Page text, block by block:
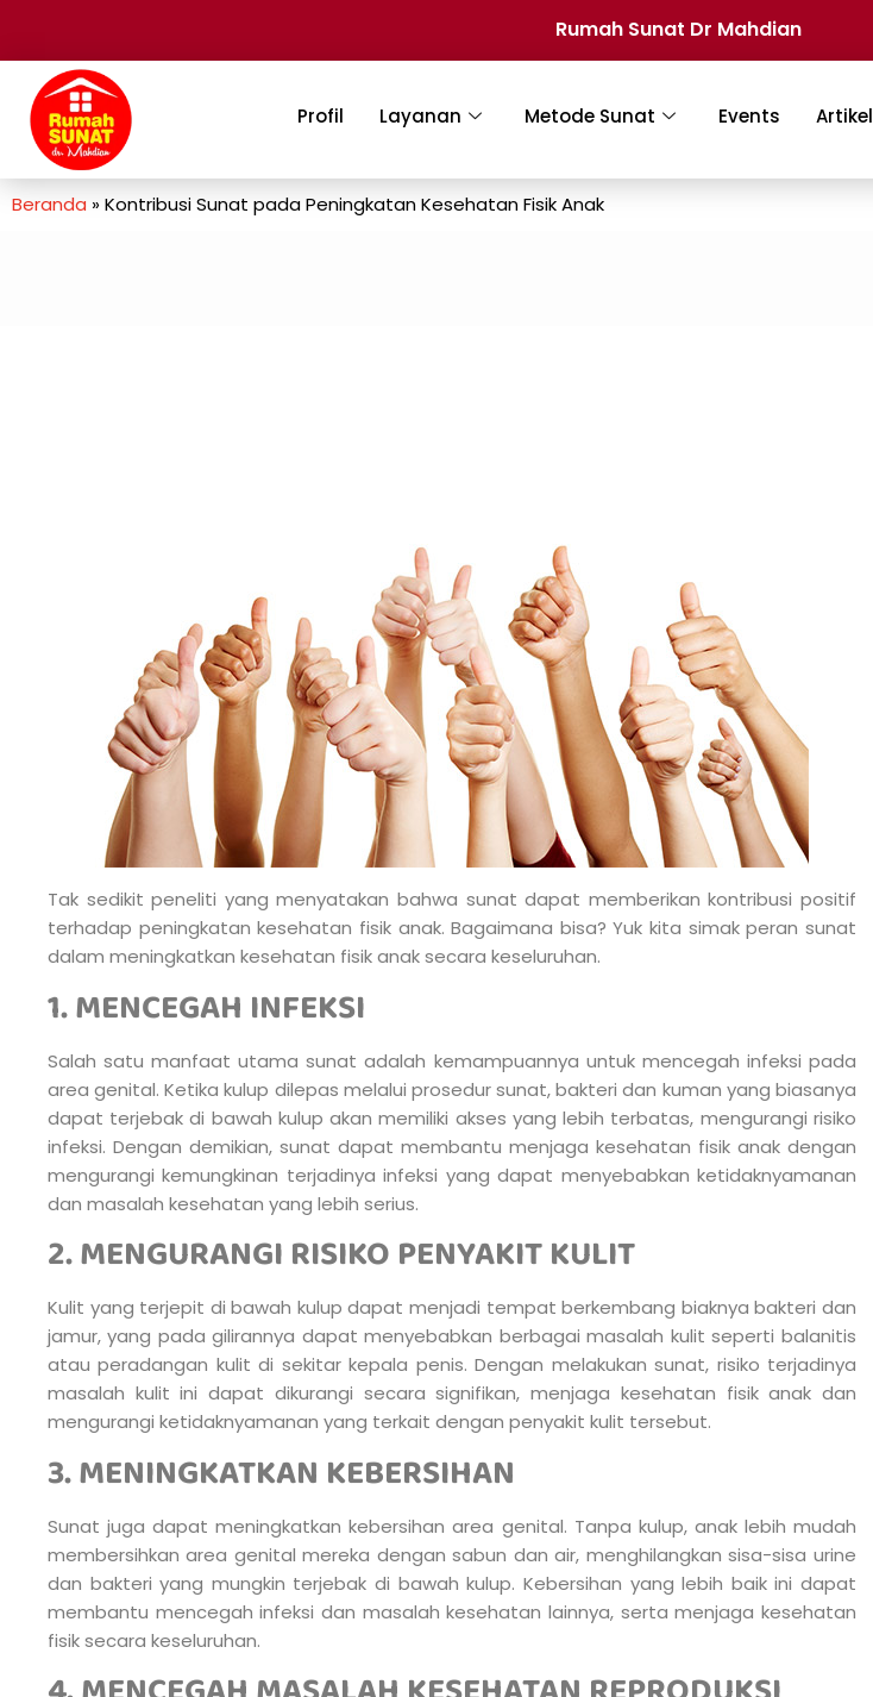
Rumah Sunat Dr Mahdian
Profil Layanan Metode Sunat Events Artikel
Beranda »Kontribusi Sunat pada Peningkatan Kesehatan Fisik Anak
Tak sedikit peneliti yang menyatakan bahwa sunat dapat memberikan kontribusi positif
terhadap peningkatan kesehatan fisik anak. Bagaimana bisa? Yuk kita simak peran sunat
dalam meningkatkan kesehatan fisik anak secara keseluruhan.
1. MENCEGAH INFEKSI
Salah satu manfaat utama sunat adalah kemampuannya untuk mencegah infeksi pada
area genital. Ketika kulup dilepas melalui prosedur sunat, bakteri dan kuman yang biasanya
dapat terjebak di bawah kulup akan memiliki akses yang lebih terbatas, mengurangi risiko
infeksi. Dengan demikian, sunat dapat membantu menjaga kesehatan fisik anak dengan
mengurangi kemungkinan terjadinya infeksi yang dapat menyebabkan ketidaknyamanan
dan masalah kesehatan yang lebih serius.
2. MENGURANGI RISIKO PENYAKIT KULIT
Kulit yang terjepit di bawah kulup dapat menjadi tempat berkembang biaknya bakteri dan
jamur, yang pada gilirannya dapat menyebabkan berbagai masalah kulit seperti balanitis
atau peradangan kulit di sekitar kepala penis. Dengan melakukan sunat, risiko terjadinya
masalah kulit ini dapat dikurangi secara signifikan, menjaga kesehatan fisik anak dan
mengurangi ketidaknyamanan yang terkait dengan penyakit kulit tersebut.
3. MENINGKATKAN KEBERSIHAN
Sunat juga dapat meningkatkan kebersihan area genital. Tanpa kulup, anak lebih mudah
membersihkan area genital mereka dengan sabun dan air, menghilangkan sisa-sisa urine
dan bakteri yang mungkin terjebak di bawah kulup. Kebersihan yang lebih baik ini dapat
membantu mencegah infeksi dan masalah kesehatan lainnya, serta menjaga kesehatan
fisik secara keseluruhan.